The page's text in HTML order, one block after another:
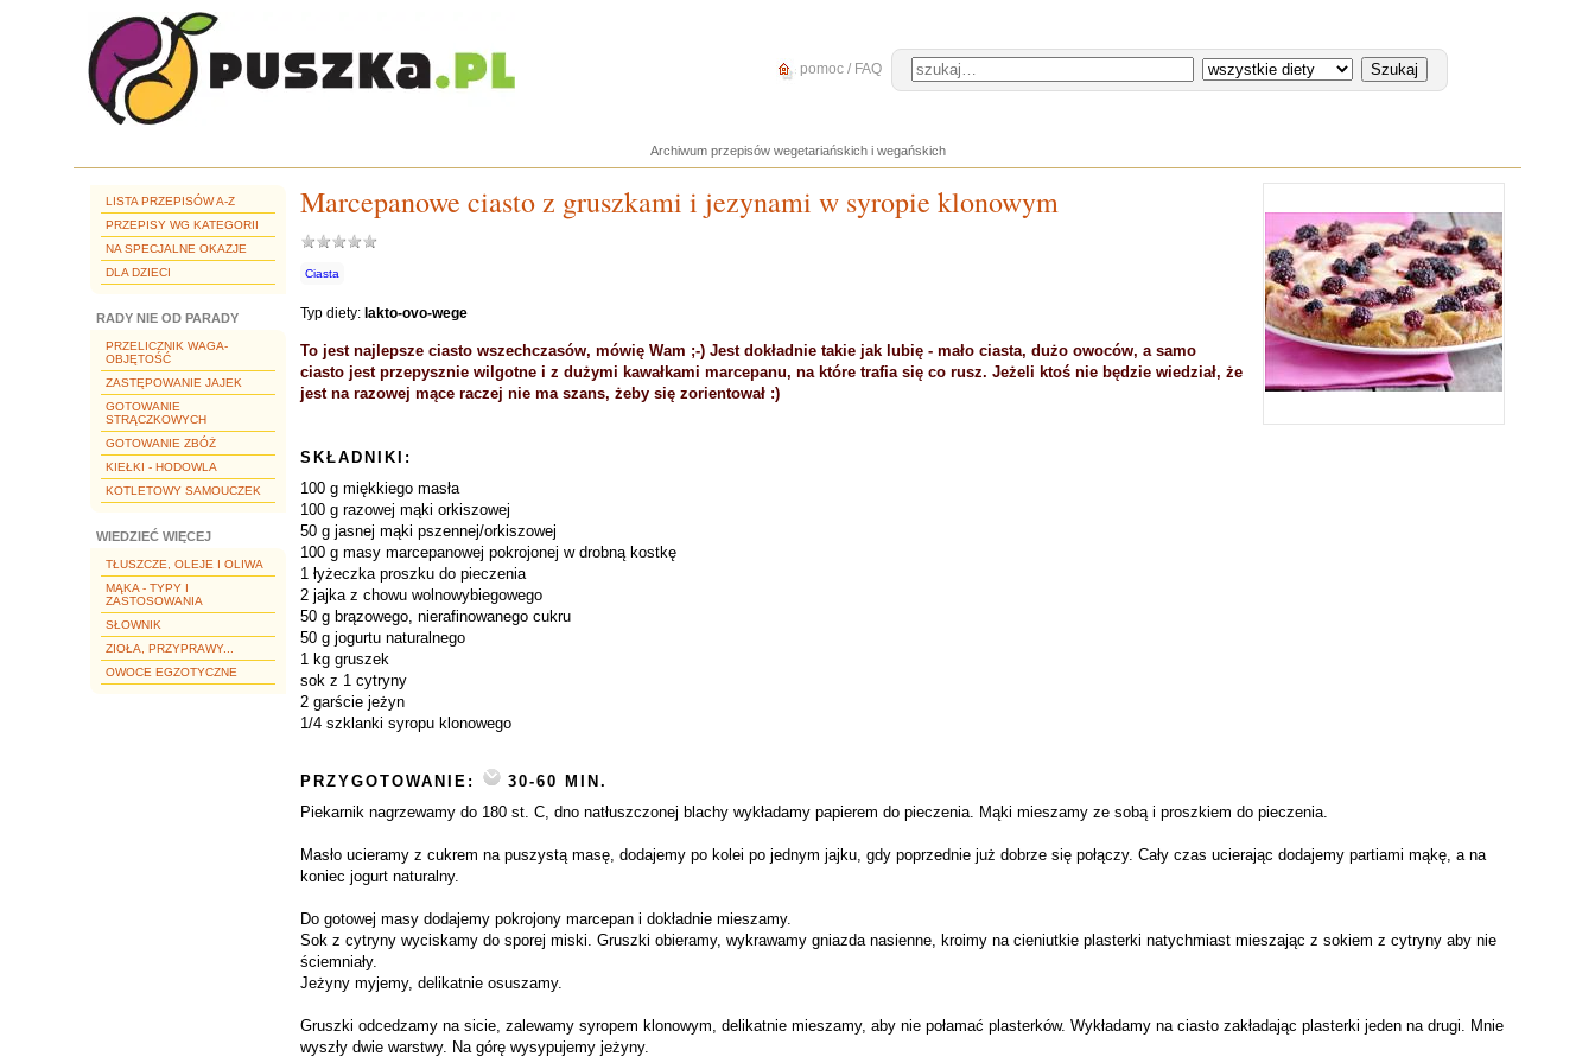
pomoc / FAQ
Archiwum przepisów wegetariańskich i wegańskich
LISTA PRZEPISÓW A-Z
PRZEPISY WG KATEGORII
NA SPECJALNE OKAZJE
DLA DZIECI
RADY NIE OD PARADY
PRZELICZNIK WAGA-
OBJĘTOŚĆ
ZASTĘPOWANIE JAJEK
GOTOWANIE
STRĄCZKOWYCH
GOTOWANIE ZBÓŻ
KIEŁKI - HODOWLA
KOTLETOWY SAMOUCZEK
WIEDZIEĆ WIĘCEJ
TŁUSZCZE, OLEJE I OLIWA
MĄKA - TYPY I
ZASTOSOWANIA
SŁOWNIK
ZIOŁA, PRZYPRAWY...
OWOCE EGZOTYCZNE
Marcepanowe ciasto z gruszkami i jezynami w syropie klonowym
Ciasta
Typ diety: lakto-ovo-wege
To jest najlepsze ciasto wszechczasów, mówię Wam ;-) Jest dokładnie takie jak lubię - mało ciasta, dużo owoców, a samo
ciasto jest przepysznie wilgotne i z dużymi kawałkami marcepanu, na które trafia się co rusz. Jeżeli ktoś nie będzie wiedział, że
jest na razowej mące raczej nie ma szans, żeby się zorientował :)
SKŁADNIKI:
100 g miękkiego masła
100 g razowej mąki orkiszowej
50 g jasnej mąki pszennej/orkiszowej
100 g masy marcepanowej pokrojonej w drobną kostkę
1 łyżeczka proszku do pieczenia
2 jajka z chowu wolnowybiegowego
50 g brązowego, nierafinowanego cukru
50 g jogurtu naturalnego
1 kg gruszek
sok z 1 cytryny
2 garście jeżyn
1/4 szklanki syropu klonowego
PRZYGOTOWANIE:
30-60 MIN.
Piekarnik nagrzewamy do 180 st. C, dno natłuszczonej blachy wykładamy papierem do pieczenia. Mąki mieszamy ze sobą i proszkiem do pieczenia.
Masło ucieramy z cukrem na puszystą masę, dodajemy po kolei po jednym jajku, gdy poprzednie już dobrze się połączy. Cały czas ucierając dodajemy partiami mąkę, a na
koniec jogurt naturalny.
Do gotowej masy dodajemy pokrojony marcepan i dokładnie mieszamy.
Sok z cytryny wyciskamy do sporej miski. Gruszki obieramy, wykrawamy gniazda nasienne, kroimy na cieniutkie plasterki natychmiast mieszając z sokiem z cytryny aby nie
ściemniały.
Jeżyny myjemy, delikatnie osuszamy.
Gruszki odcedzamy na sicie, zalewamy syropem klonowym, delikatnie mieszamy, aby nie połamać plasterków. Wykładamy na ciasto zakładając plasterki jeden na drugi. Mnie
wyszły dwie warstwy. Na górę wysypujemy jeżyny.